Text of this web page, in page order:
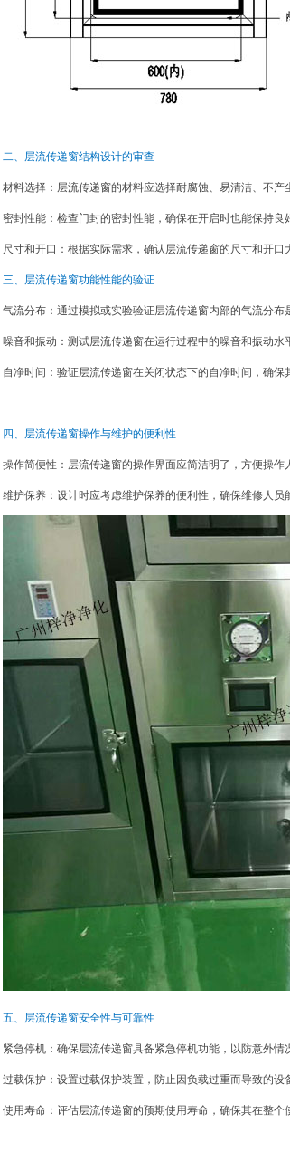
二、层流传递窗结构设计的审查
材料选择：层流传递窗的材料应选择耐腐蚀、易清洁、不产
密封性能：检查门封的密封性能，确保在开启时也能保持良
尺寸和开口：根据实际需求，确认层流传递窗的尺寸和开口
三、层流传递窗功能性能的验证
气流分布：通过模拟或实验验证层流传递窗内部的气流分布
噪音和振动：测试层流传递窗在运行过程中的噪音和振动水
自净时间：验证层流传递窗在关闭状态下的自净时间，确保
四、层流传递窗操作与维护的便利性
操作简便性：层流传递窗的操作界面应简洁明了，方便操作
维护保养：设计时应考虑维护保养的便利性，确保维修人员
五、层流传递窗安全性与可靠性
紧急停机：确保层流传递窗具备紧急停机功能，以防意外情
过载保护：设置过载保护装置，防止因负载过重而导致的设
使用寿命：评估层流传递窗的预期使用寿命，确保其在整个